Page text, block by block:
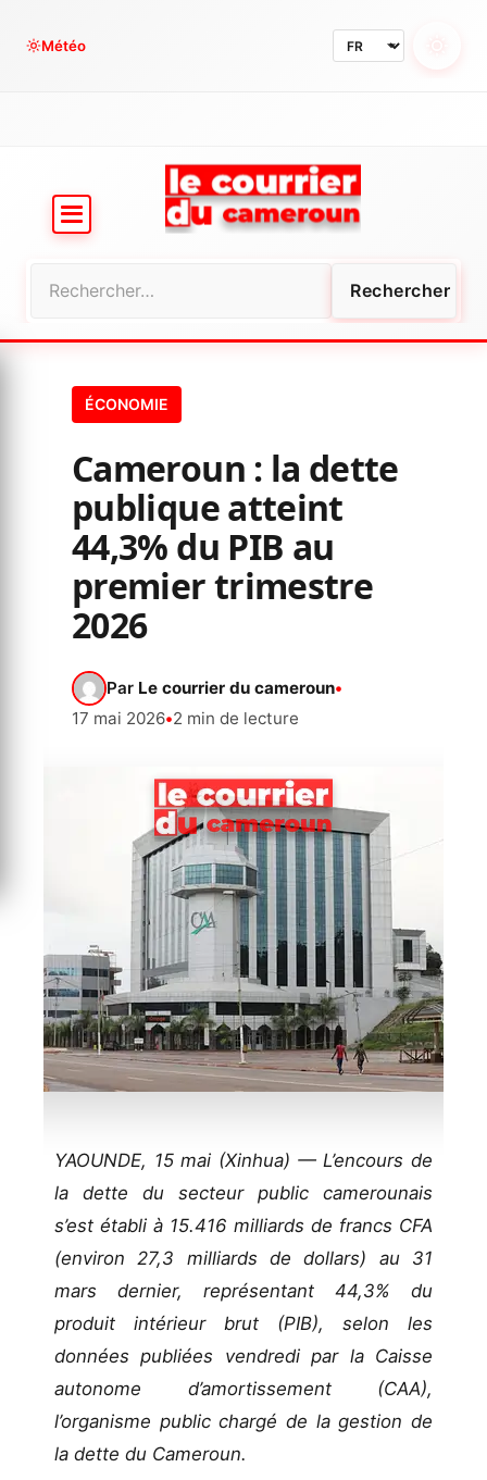
Météo
ÉCONOMIE
Cameroun : la dette
publique atteint
44,3% du PIB au
premier trimestre
2026
Par Le courrier du cameroun•
17 mai 2026•2 min de lecture
YAOUNDE, 15 mai (Xinhua) — L’encours de
la dette du secteur public camerounais
s’est établi à 15.416 milliards de francs CFA
(environ 27,3 milliards de dollars) au 31
mars dernier, représentant 44,3% du
produit intérieur brut (PIB), selon les
données publiées vendredi par la Caisse
autonome d’amortissement (CAA),
l’organisme public chargé de la gestion de
la dette du Cameroun.